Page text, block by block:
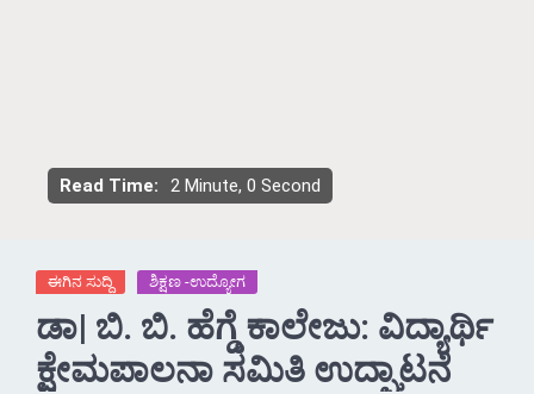
Read Time: 2 Minute, 0 Second
ಈಗಿನ ಸುದ್ದಿ ಶಿಕ್ಷಣ -ಉದ್ಯೋಗ
ಡಾ| ಬಿ. ಬಿ. ಹೆಗ್ಡೆ ಕಾಲೇಜು: ವಿದ್ಯಾರ್ಥಿ
ಕ್ಷೇಮಪಾಲನಾ ಸಮಿತಿ ಉದ್ಘಾಟನೆ